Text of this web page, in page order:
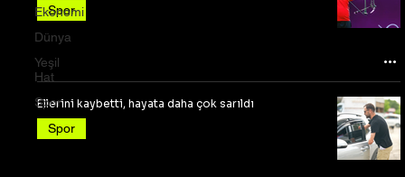
Ekonomi
Dünya
Yeşil
Hat
Spor
Spor
Ellerini kaybetti, hayata daha çok sarıldı
Spor